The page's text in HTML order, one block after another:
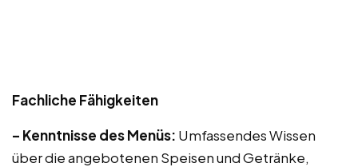
Fachliche Fähigkeiten
– Kenntnisse des Menüs: Umfassendes Wissen
über die angebotenen Speisen und Getränke,